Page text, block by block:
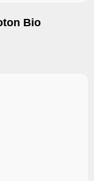
Bio